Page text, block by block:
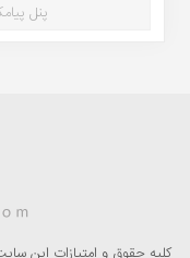
پنل پیامکی با ۹۵٪